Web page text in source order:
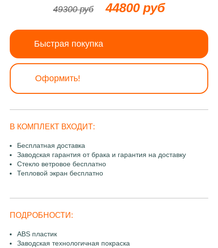
49300 руб 44800 руб
Быстрая покупка
Оформить!
В КОМПЛЕКТ ВХОДИТ:
Бесплатная доставка
Заводская гарантия от брака и гарантия на доставку
Стекло ветровое бесплатно
Тепловой экран бесплатно
ПОДРОБНОСТИ:
ABS пластик
Заводская технологичная покраска